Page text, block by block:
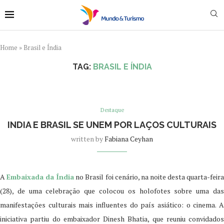
Home » Brasil e Índia
TAG: BRASIL E ÍNDIA
Destaque
INDIA E BRASIL SE UNEM POR LAÇOS CULTURAIS
written byFabiana Ceyhan
AEmbaixada da Índia no Brasil foi cenário, na noite desta quarta-feira
(28), de uma celebração que colocou os holofotes sobre uma das
manifestações culturais mais influentes do país asiático: o cinema. A
iniciativa partiu do embaixador Dinesh Bhatia, que reuniu convidados